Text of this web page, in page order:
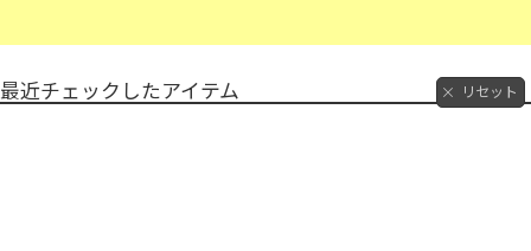
最近チェックしたアイテム リセット